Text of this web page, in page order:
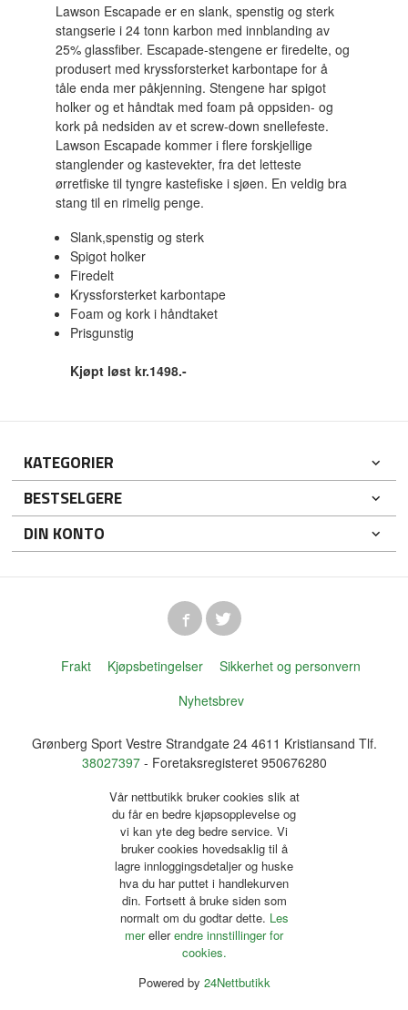
Lawson Escapade er en slank, spenstig og sterk
stangserie i 24 tonn karbon med innblanding av
25% glassfiber. Escapade-stengene er firedelte, og
produsert med kryssforsterket karbontape for å
tåle enda mer påkjenning. Stengene har spigot
holker og et håndtak med foam på oppsiden- og
kork på nedsiden av et screw-down snellefeste.
Lawson Escapade kommer i flere forskjellige
stanglender og kastevekter, fra det letteste
ørretfiske til tyngre kastefiske i sjøen. En veldig bra
stang til en rimelig penge.
Slank,spenstig og sterk
Spigot holker
Firedelt
Kryssforsterket karbontape
Foam og kork i håndtaket
Prisgunstig
Kjøpt løst kr.1498.-
KATEGORIER
BESTSELGERE
DIN KONTO
Frakt Kjøpsbetingelser
Sikkerhet og personvern
Nyhetsbrev
Grønberg Sport Vestre Strandgate 24 4611 Kristiansand Tlf.
38027397- Foretaksregisteret 950676280
Vår nettbutikk bruker cookies slik at
du får en bedre kjøpsopplevelse og
vi kan yte deg bedre service. Vi
bruker cookies hovedsaklig til å
lagre innloggingsdetaljer og huske
hva du har puttet i handlekurven
din. Fortsett å bruke siden som
normalt om du godtar dette. Les
merellerendre innstillinger for
cookies.
Powered by 24Nettbutikk